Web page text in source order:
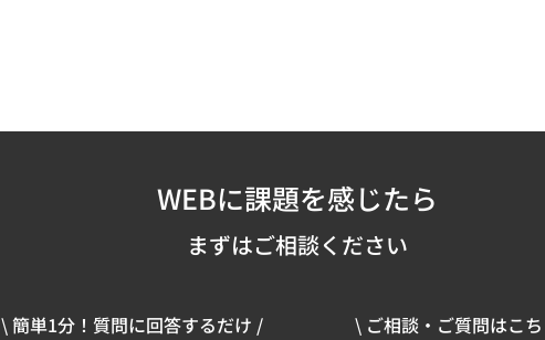
WEBに課題を感じたら
まずはご相談ください
\ 簡単1分！質問に回答するだけ / \ ご相談・ご質問はこ